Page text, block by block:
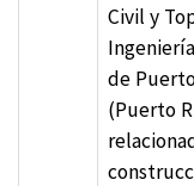
Civil y
de
(Puerto